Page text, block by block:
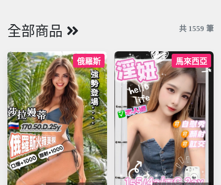
全部商品 共 1559 筆
俄羅斯 馬來西亞